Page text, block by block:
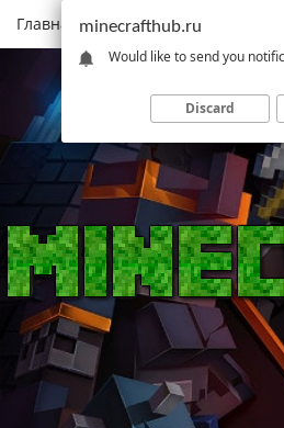
Главная Моды Скачать
minecrafthub.ru
Would like to send you
Discard